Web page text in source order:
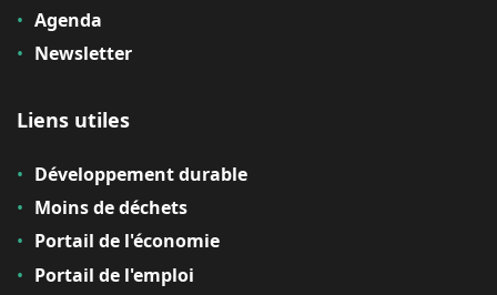
Agenda
Newsletter
Liens utiles
Développement durable
Moins de déchets
Portail de l'économie
Portail de l'emploi